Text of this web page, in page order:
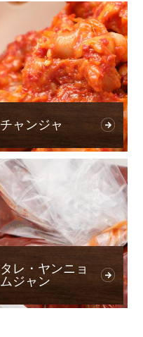
チャンジャ
タレ・ヤンニョ
ムジャン